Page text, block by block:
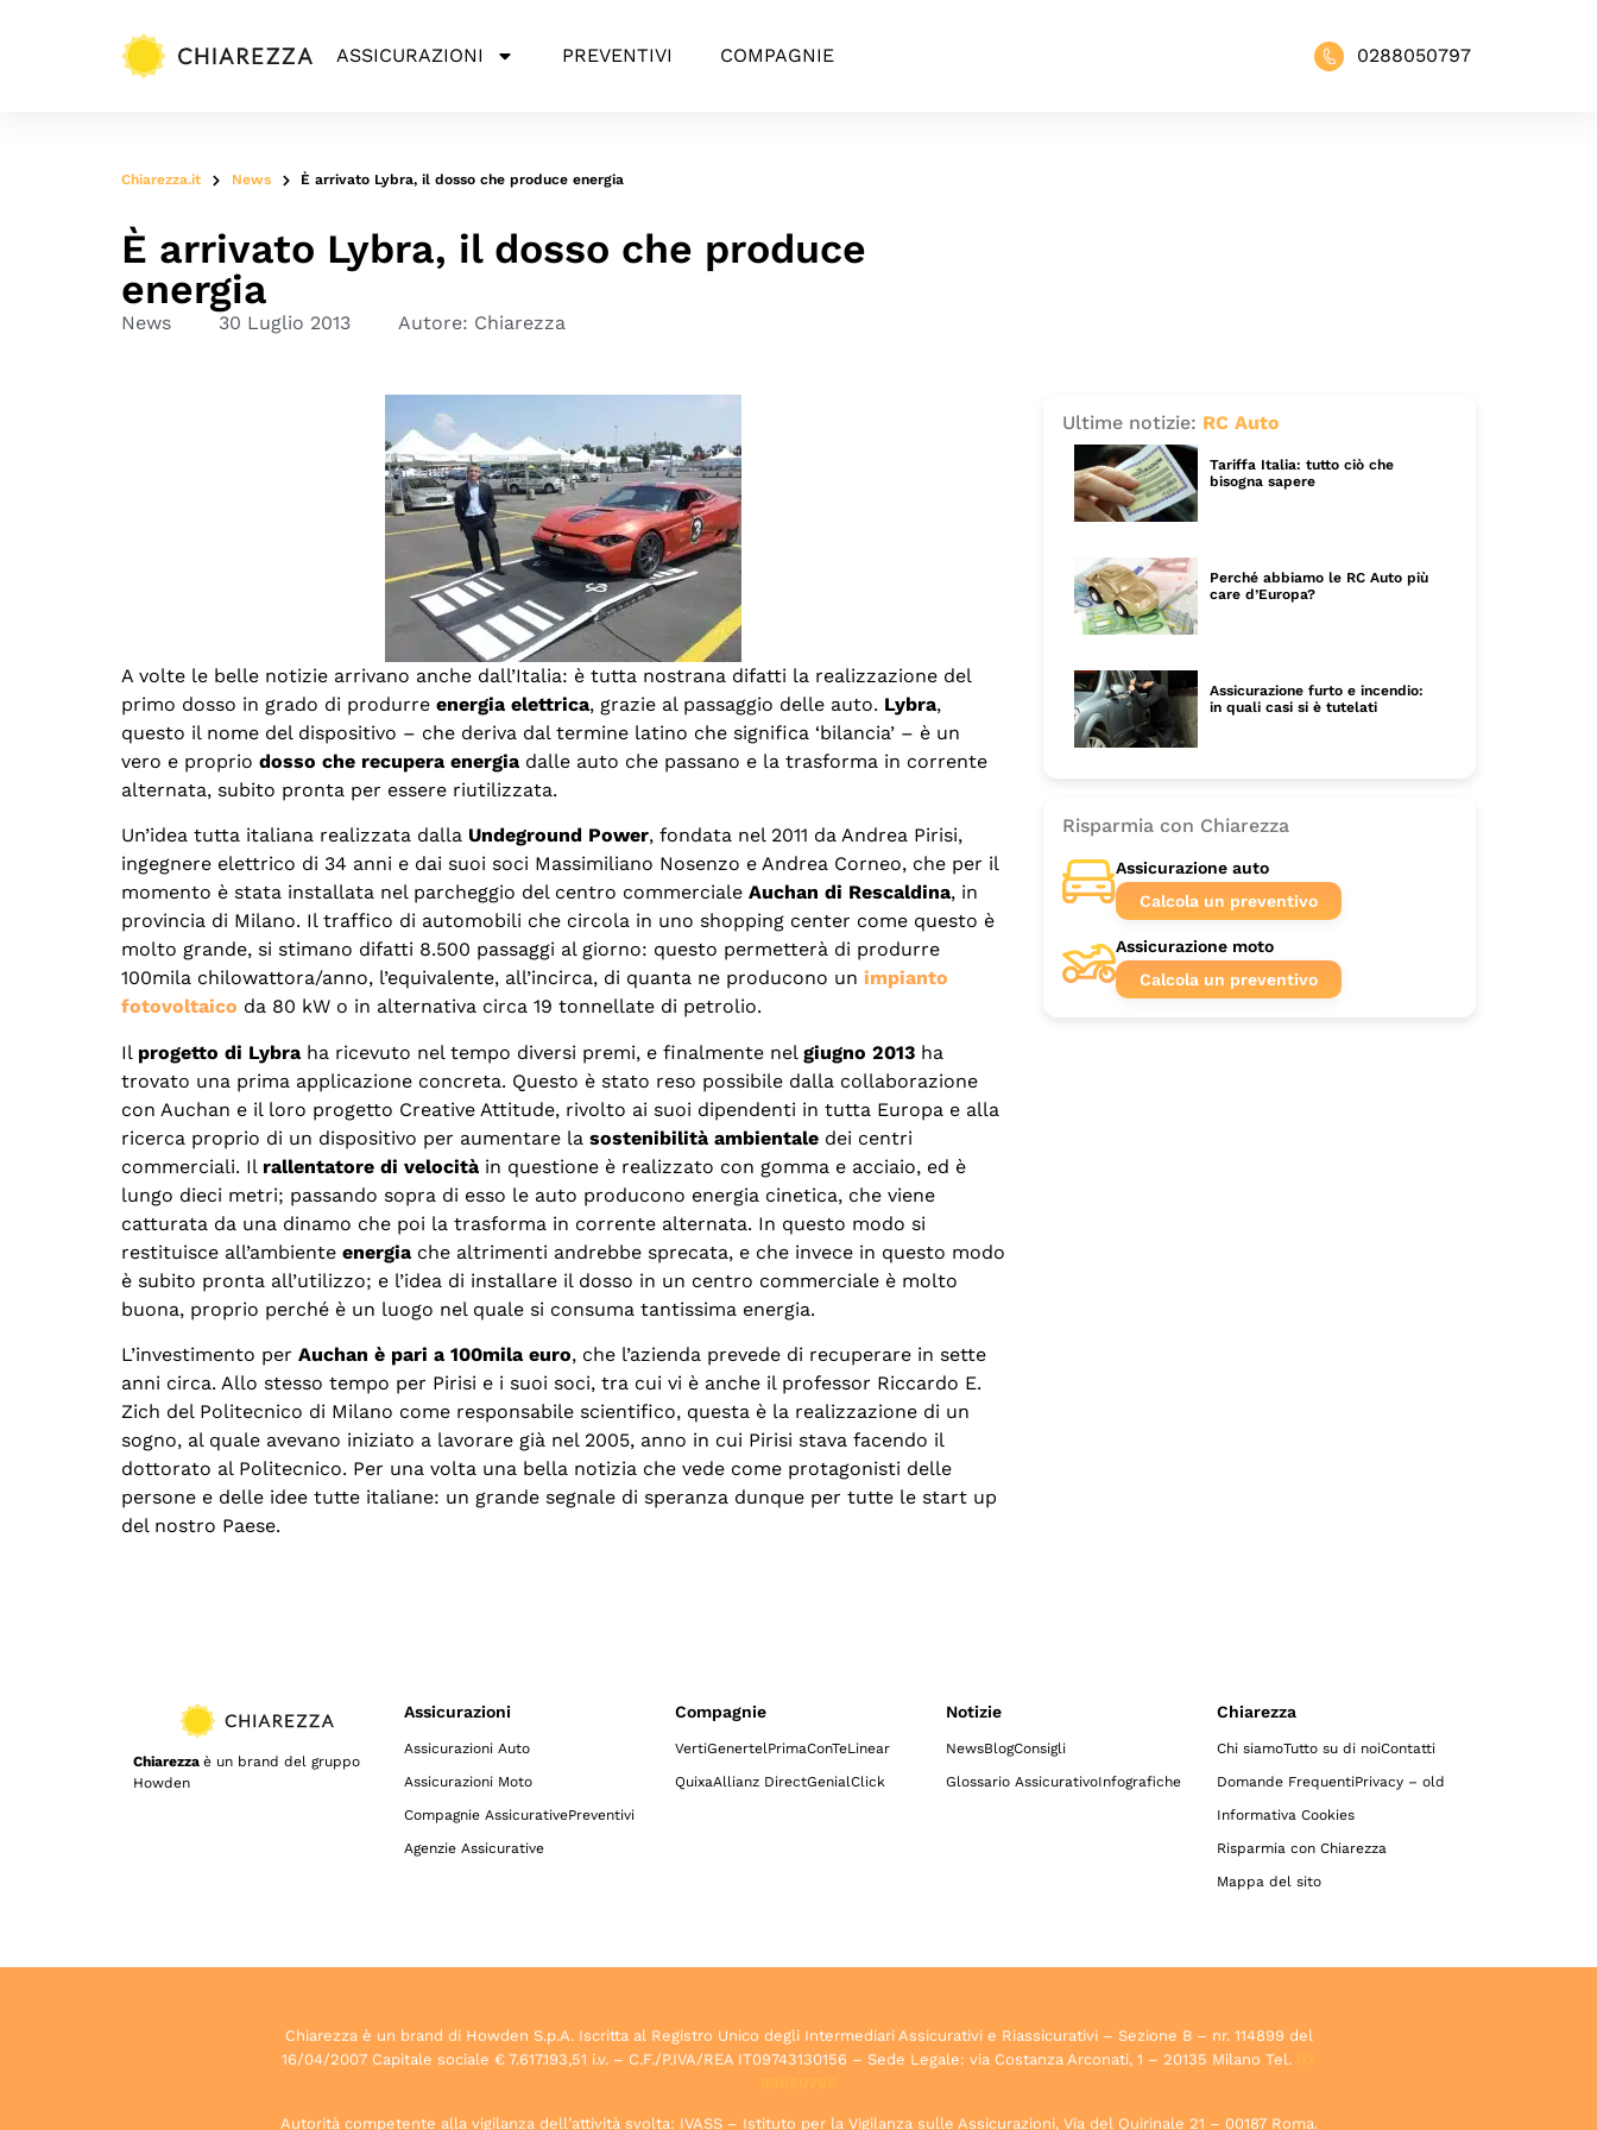
ASSICURAZIONI PREVENTIVI COMPAGNIE 0288050797
Chiarezza.it News È arrivato Lybra, il dosso che produce energia
È arrivato Lybra, il dosso che produce
energia
News 30 Luglio 2013 Autore: Chiarezza
A volte le belle notizie arrivano anche dall’Italia: è tutta nostrana difatti la realizzazione del
primo dosso in grado di produrre energia elettrica, grazie al passaggio delle auto. Lybra,
questo il nome del dispositivo – che deriva dal termine latino che significa ‘bilancia’ – è un
vero e proprio dosso che recupera energia dalle auto che passano e la trasforma in corrente
alternata, subito pronta per essere riutilizzata.
Un’idea tutta italiana realizzata dalla Undeground Power, fondata nel 2011 da Andrea Pirisi,
ingegnere elettrico di 34 anni e dai suoi soci Massimiliano Nosenzo e Andrea Corneo, che per il
momento è stata installata nel parcheggio del centro commerciale Auchan di Rescaldina, in
provincia di Milano. Il traffico di automobili che circola in uno shopping center come questo è
molto grande, si stimano difatti 8.500 passaggi al giorno: questo permetterà di produrre
100mila chilowattora/anno, l’equivalente, all’incirca, di quanta ne producono un impianto
fotovoltaico da 80 kW o in alternativa circa 19 tonnellate di petrolio.
Il progetto di Lybra ha ricevuto nel tempo diversi premi, e finalmente nel giugno 2013 ha
trovato una prima applicazione concreta. Questo è stato reso possibile dalla collaborazione
con Auchan e il loro progetto Creative Attitude, rivolto ai suoi dipendenti in tutta Europa e alla
ricerca proprio di un dispositivo per aumentare la sostenibilità ambientale dei centri
commerciali. Il rallentatore di velocità in questione è realizzato con gomma e acciaio, ed è
lungo dieci metri; passando sopra di esso le auto producono energia cinetica, che viene
catturata da una dinamo che poi la trasforma in corrente alternata. In questo modo si
restituisce all’ambiente energia che altrimenti andrebbe sprecata, e che invece in questo modo
è subito pronta all’utilizzo; e l’idea di installare il dosso in un centro commerciale è molto
buona, proprio perché è un luogo nel quale si consuma tantissima energia.
L’investimento per Auchan è pari a 100mila euro, che l’azienda prevede di recuperare in sette
anni circa. Allo stesso tempo per Pirisi e i suoi soci, tra cui vi è anche il professor Riccardo E.
Zich del Politecnico di Milano come responsabile scientifico, questa è la realizzazione di un
sogno, al quale avevano iniziato a lavorare già nel 2005, anno in cui Pirisi stava facendo il
dottorato al Politecnico. Per una volta una bella notizia che vede come protagonisti delle
persone e delle idee tutte italiane: un grande segnale di speranza dunque per tutte le start up
del nostro Paese.
Ultime notizie: RC Auto
Tariffa Italia: tutto ciò che
bisogna sapere
Perché abbiamo le RC Auto più
care d’Europa?
Assicurazione furto e incendio:
in quali casi si è tutelati
Risparmia con Chiarezza
Assicurazione auto
Calcola un preventivo
Assicurazione moto
Calcola un preventivo
Chiarezza è un brand del gruppo
Howden
Assicurazioni
Assicurazioni Auto
Assicurazioni Moto
Compagnie AssicurativePreventivi
Agenzie Assicurative
Compagnie
VertiGenertel PrimaConTeLinear
QuixaAllianz DirectGenialClick
Notizie
NewsBlogConsigli
Glossario AssicurativoInfografiche
Chiarezza
Chi siamoTutto su di noiContatti
Domande FrequentiPrivacy – old
Informativa Cookies
Risparmia con Chiarezza
Mappa del sito
Chiarezza è un brand di Howden S.p.A. Iscritta al Registro Unico degli Intermediari Assicurativi e Riassicurativi – Sezione B – nr. 114899 del
16/04/2007 Capitale sociale € 7.617.193,51 i.v. – C.F./P.IVA/REA IT09743130156 – Sede Legale: via Costanza Arconati, 1 – 20135 Milano Tel.
Autorità competente alla vigilanza dell’attività svolta: IVASS – Istituto per la Vigilanza sulle Assicurazioni, Via del Quirinale 21 – 00187 Roma.